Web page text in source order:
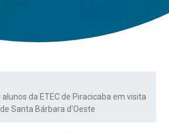
alunos da ETEC de Piracicaba em visita
Santa Bárbara d'Oeste